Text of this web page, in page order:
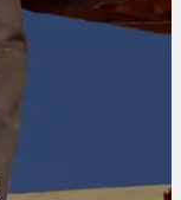
Rénovation de
toiture 21